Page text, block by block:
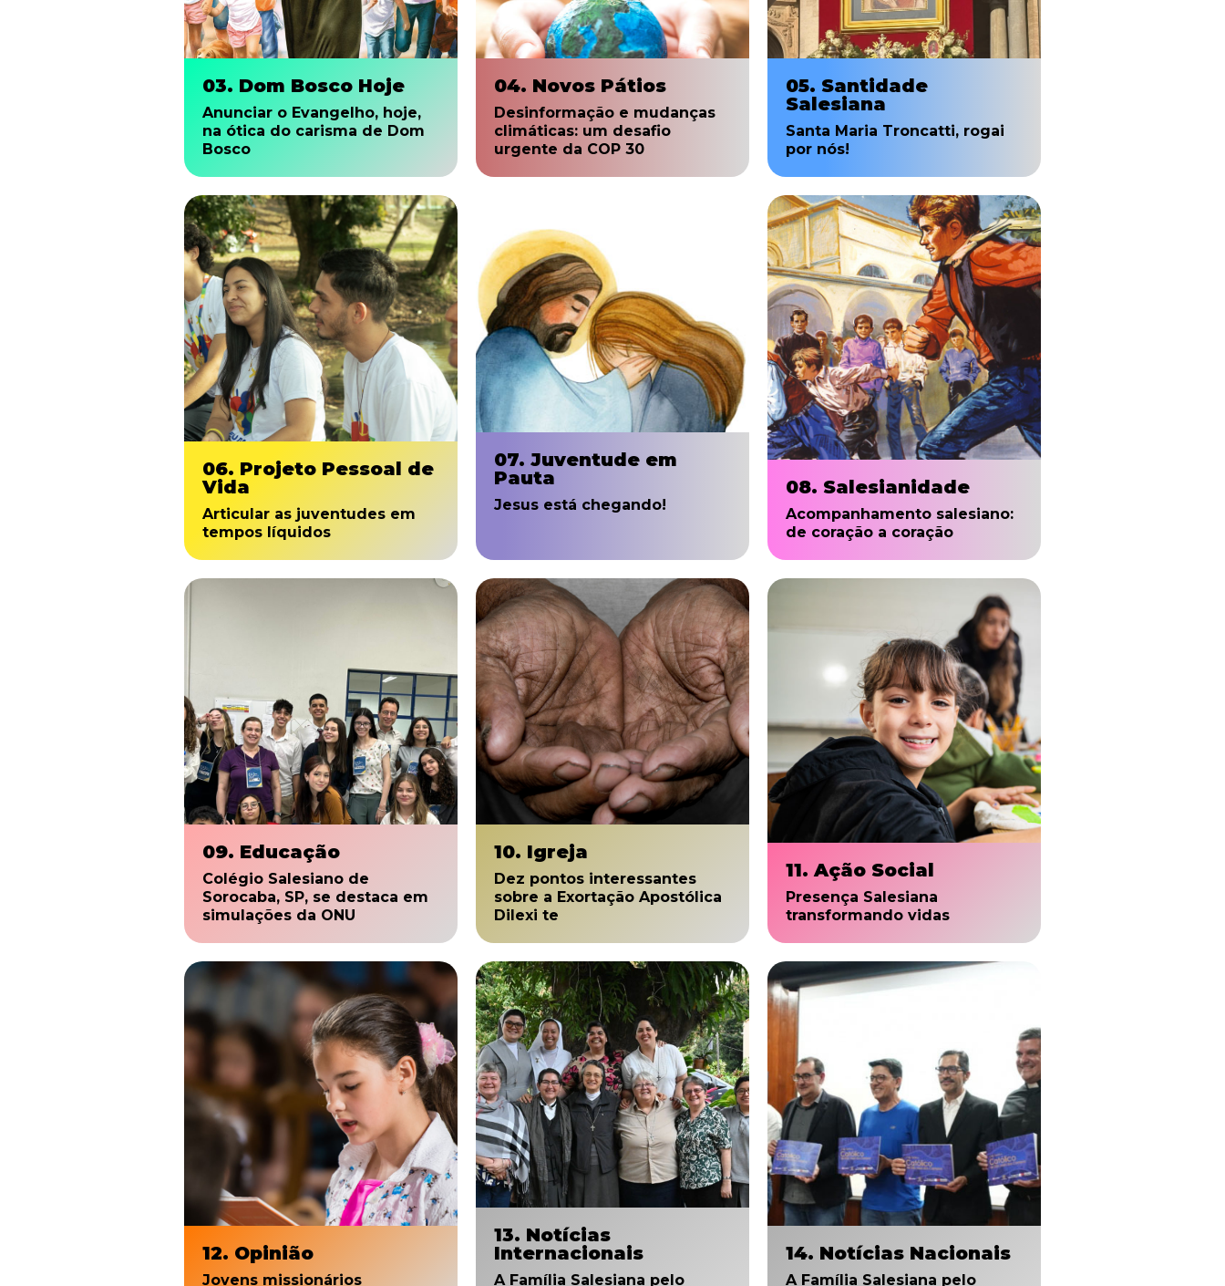
03. Dom Bosco Hoje
Anunciar o Evangelho, hoje,
na ótica do carisma de Dom
Bosco
04. Novos Pátios
Desinformação e mudanças
climáticas: um desafio
urgente da COP 30
05. Santidade
Salesiana
Santa Maria Troncatti, rogai
por nós!
06. Projeto Pessoal de
Vida
Articular as juventudes em
tempos líquidos
07. Juventude em
Pauta
Jesus está chegando!
08. Salesianidade
Acompanhamento salesiano:
de coração a coração
09. Educação
Colégio Salesiano de
Sorocaba, SP, se destaca em
simulações da ONU
10. Igreja
Dez pontos interessantes
sobre a Exortação Apostólica
Dilexi te
11. Ação Social
Presença Salesiana
transformando vidas
12. Opinião
Jovens missionários
13. Notícias
Internacionais
A Família Salesiana pelo
14. Notícias Nacionais
A Família Salesiana pelo